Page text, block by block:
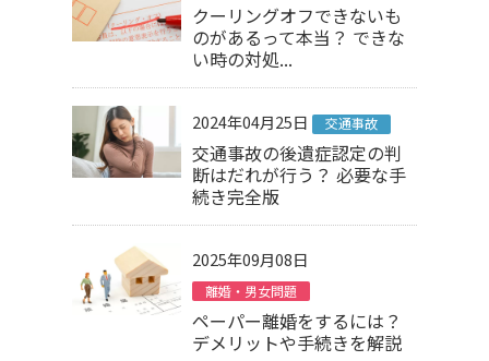
クーリングオフできないも
のがあるって本当？ できな
い時の対処...
2024年04月25日 交通事故
交通事故の後遺症認定の判
断はだれが行う？ 必要な手
続き完全版
2025年09月08日
離婚・男女問題
ペーパー離婚をするには？
デメリットや手続きを解説